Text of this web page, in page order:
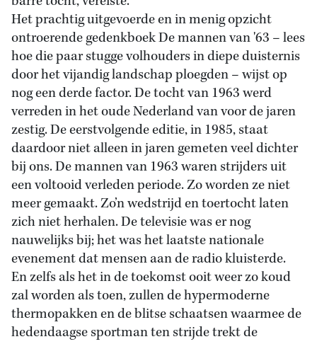
Het prachtig uitgevoerde en in menig opzicht
ontroerende gedenkboek De mannen van '63 – lees
hoe die paar stugge volhouders in diepe duisternis
door het vijandig landschap ploegden – wijst op
nog een derde factor. De tocht van 1963 werd
verreden in het oude Nederland van voor de jaren
zestig. De eerstvolgende editie, in 1985, staat
daardoor niet alleen in jaren gemeten veel dichter
bij ons. De mannen van 1963 waren strijders uit
een voltooid verleden periode. Zo worden ze niet
meer gemaakt. Zo’n wedstrijd en toertocht laten
zich niet herhalen. De televisie was er nog
nauwelijks bij; het was het laatste nationale
evenement dat mensen aan de radio kluisterde.
En zelfs als het in de toekomst ooit weer zo koud
zal worden als toen, zullen de hypermoderne
thermopakken en de blitse schaatsen waarmee de
hedendaagse sportman ten strijde trekt de